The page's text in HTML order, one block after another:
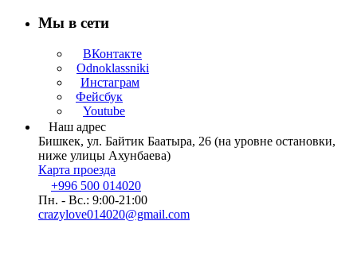
Мы в сети
ВКонтакте
Odnoklassniki
Инстаграм
Фейсбук
Youtube
Наш адрес
Бишкек, ул. Байтик Баатыра, 26 (на уровне остановки,
ниже улицы Ахунбаева)
Карта проезда
+996 500 014020
Пн. - Вс.: 9:00-21:00
crazylove014020@gmail.com